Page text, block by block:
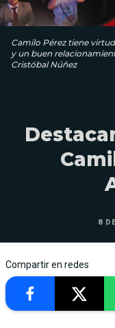
Camilo Pérez tiene
y un buen
Cristóbal Núñez
8
Compartir en redes